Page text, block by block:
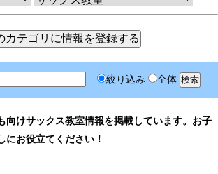
絞り込み 全体
向けサックス教室情報を掲載しています。お子
にお役立てください！